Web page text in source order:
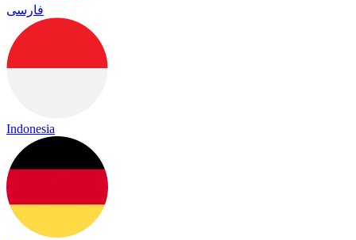
فارسی
Indonesia